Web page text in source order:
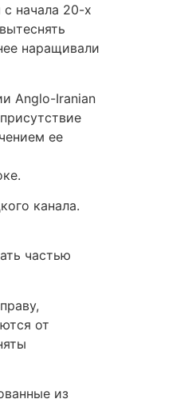
начала 20-х
наращивали
Anglo-Iranian
ее
канала.
частью
от
из